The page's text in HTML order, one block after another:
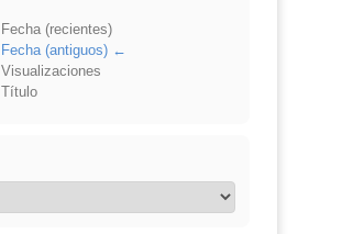
Fecha (recientes)
Fecha (antiguos)
Visualizaciones
Título